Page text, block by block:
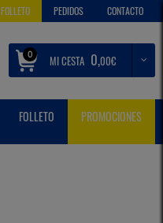
FOLLETO PEDIDOS CONTACTO
0 MI CESTA 0,00€
FOLLETO PROMOCIONES